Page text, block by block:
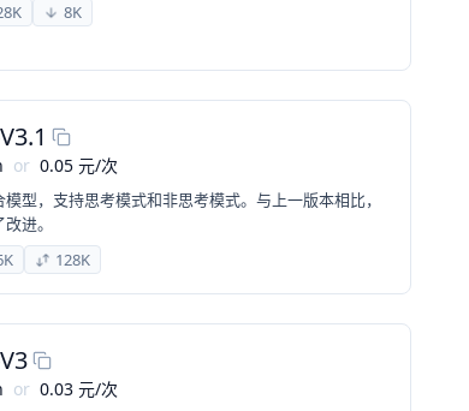
8K
or 0.05 元/次
型，支持思考模式和非思考模式。与上一版本相比，
进。
128K
or 0.03 元/次